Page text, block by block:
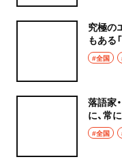
究極の
もある
#全国
落語家
に、常
#全国